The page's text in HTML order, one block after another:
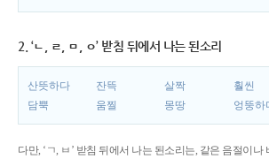
2. ‘ㄴ, ㄹ, ㅁ, ㅇ’ 받침 뒤에서 나는 된소리
산뜻하다 잔뜩 살짝
훨씬
담뿍
움찔 몽땅 엉뚱하
다만, ‘ㄱ, ㅂ’ 받침 뒤에서 나는 된소리는, 같은 음절이